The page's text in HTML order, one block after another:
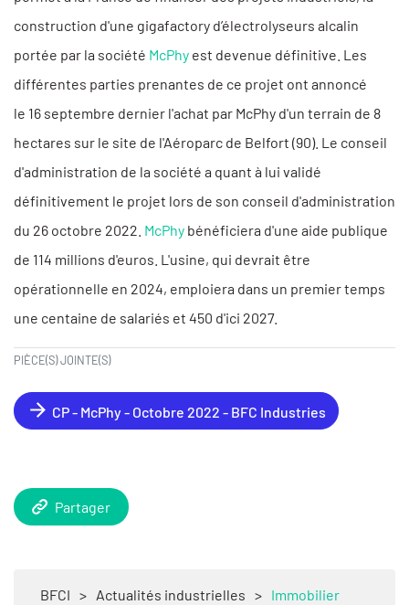
construction d'une gigafactory d’électrolyseurs alcalin
portée par la société McPhy est devenue définitive. Les
différentes parties prenantes de ce projet ont annoncé
le 16 septembre dernier l'achat par McPhy d'un terrain de 8
hectares sur le site de l'Aéroparc de Belfort (90). Le conseil
d'administration de la société a quant à lui validé
définitivement le projet lors de son conseil d'administration
du 26 octobre 2022. McPhy bénéficiera d'une aide publique
de 114 millions d'euros. L'usine, qui devrait être
opérationnelle en 2024, emploiera dans un premier temps
une centaine de salariés et 450 d'ici 2027.
PIÈCE(S) JOINTE(S)
CP - McPhy - Octobre 2022 - BFC Industries
Partager
BFCI > Actualités industrielles > Immobilier